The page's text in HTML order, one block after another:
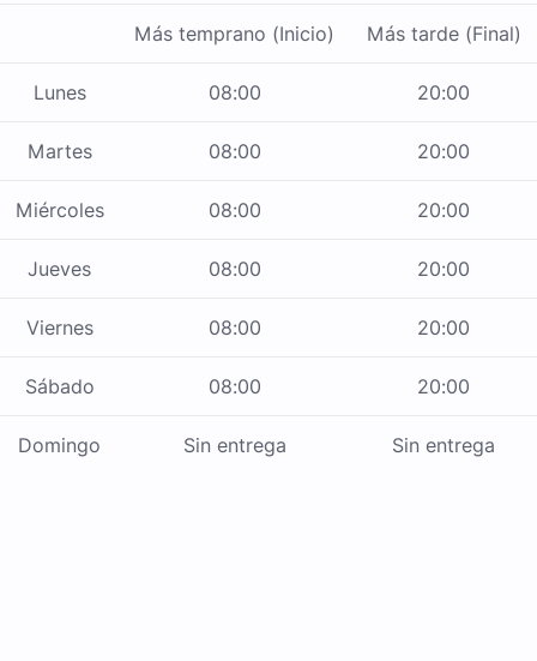
Más temprano (Inicio) Más tarde (Final)
Lunes 08:00 20:00
Martes 08:00 20:00
Miércoles 08:00 20:00
Jueves 08:00 20:00
Viernes 08:00 20:00
Sábado 08:00 20:00
Domingo Sin entrega Sin entrega